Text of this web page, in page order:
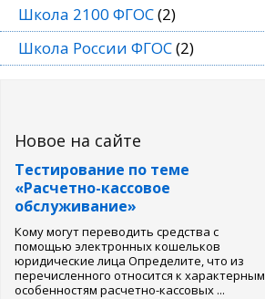
Школа 2100 ФГОС(2)
Школа России ФГОС(2)
Новое на сайте
Тестирование по теме
«Расчетно-кассовое
обслуживание»
Кому могут переводить средства с
помощью электронных кошельков
юридические лица Определите, что из
перечисленного относится к характерным
особенностям расчетно-кассовых ...